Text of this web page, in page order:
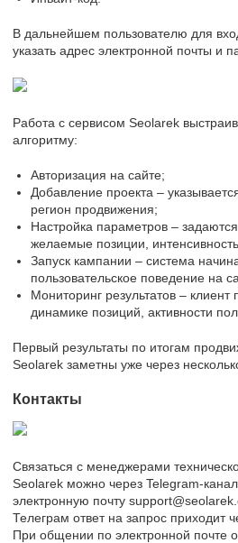
В дальнейшем пользователю для
указать адрес электронной почты и
Работа с сервисом Seolarek
алгоритму:
Авторизация на сайте;
Добавление проекта –
регион продвижения;
Настройка параметров –
желаемые позиции,
Запуск кампании – система
пользовательское поведение на
Мониторинг результатов – клиент
динамике позиций, активности
Первый результаты по итогам
Seolarek заметны уже через
Контакты
Связаться с менеджерами
Seolarek можно через Telegram-
электронную почту
Телеграм ответ на запрос приходит
При общении по электронной почте